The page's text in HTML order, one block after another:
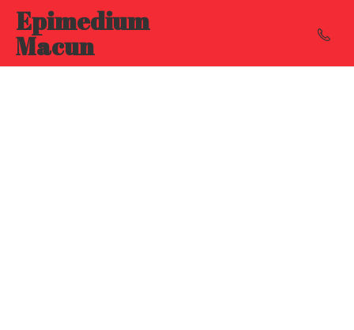
Epimedium
Macun